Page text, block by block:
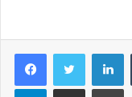
TelegramE-Posta ile paylaş